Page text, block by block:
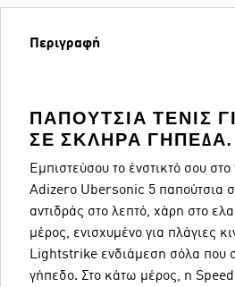
Περιγραφή
ΠΑΠΟΎΤΣΙΑ ΤΈΝΙΣ
ΣΕ ΣΚΛΗΡΆ ΓΉΠΕΔΑ.
Εμπιστεύσου το ένστικτό σου
Adizero Ubersonic 5 παπούτσια
αντιδράς στο λεπτό, χάρη στο
μέρος, ενισχυμένο για πλάγιες
Lightstrike ενδιάμεση σόλα που
γήπεδο. Στο κάτω μέρος, η